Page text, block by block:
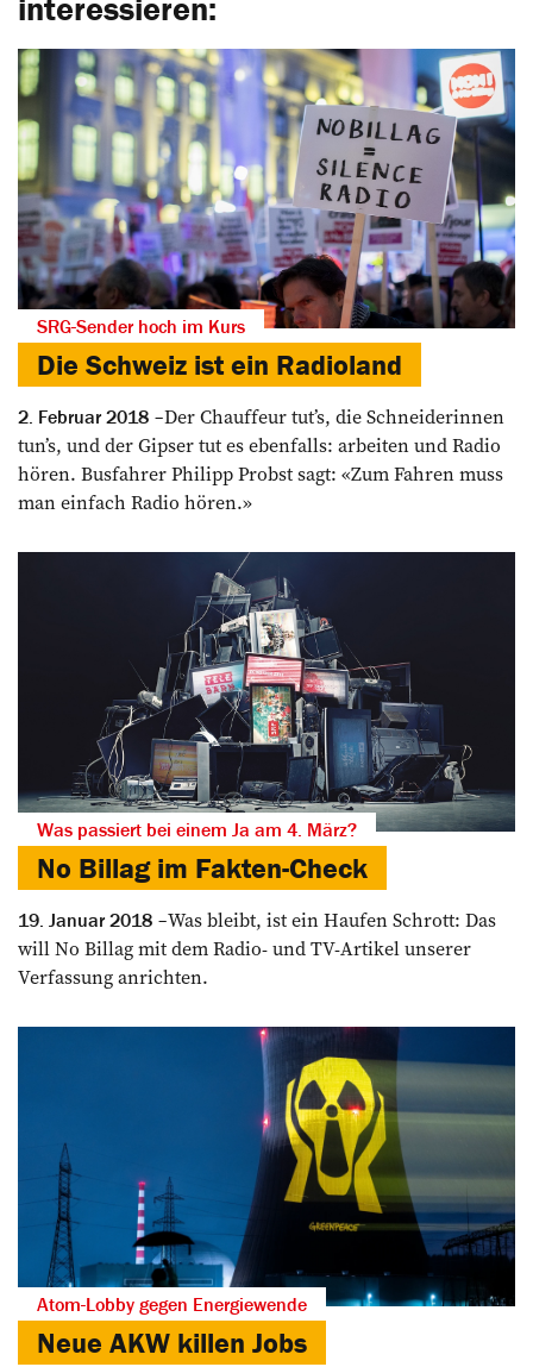
SRG-Sender hoch im Kurs
Die Schweiz ist ein Radioland
2. Februar 2018
Der Chauffeur tut’s, die Schneiderinnen
tun’s, und der Gipser tut es ebenfalls: arbeiten und Radio
hören. Busfahrer Philipp Probst sagt: «Zum Fahren muss
man einfach Radio hören.»
Was passiert bei einem Ja am 4. März?
No Billag im Fakten-Check
19. Januar 2018
Was bleibt, ist ein Haufen Schrott: Das
will No Billag mit dem Radio- und TV-Artikel unserer
Verfassung anrichten.
Atom-Lobby gegen Energiewende
Neue AKW killen Jobs